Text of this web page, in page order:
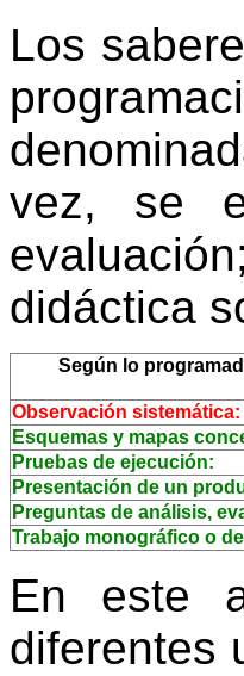
Los
vez, se
didáctica
Según lo
Observación sistemática:
Esquemas y mapas
Pruebas de ejecución:
Presentación de un
Preguntas de análisis,
Trabajo monográfico o
En este
diferentes